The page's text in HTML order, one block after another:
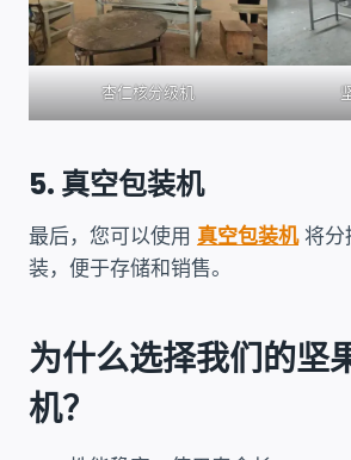
杏仁核分级机
5. 真空包装机
最后，您可以使用 真空包装机将分
装，便于存储和销售。
为什么选择我们的坚
机？